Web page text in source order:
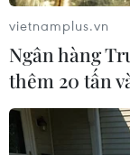
vietnamplus.vn
Ngân hàng
thêm 20 tấn